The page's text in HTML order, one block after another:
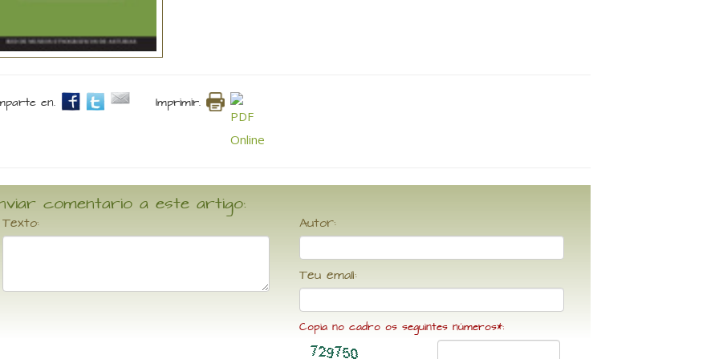
en. Imprimir.
comentario a este artigo:
Texto: Autor:
Teu email:
Copia no cadro os seguintes números*: